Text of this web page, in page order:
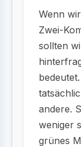
Wenn
Zwei-
sollten
andere.
weniger
grünes